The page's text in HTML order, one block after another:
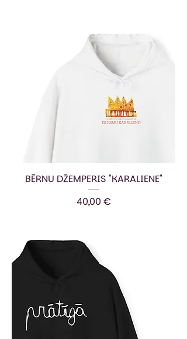
BĒRNU DŽEMPERIS "KARALIENE"
Cena
40,00 €